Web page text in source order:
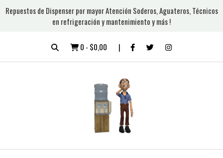
Repuestos de Dispenser por mayor Atención Soderos, Aguateros, Técnicos
en refrigeración y mantenimiento y más !
0 - $0,00